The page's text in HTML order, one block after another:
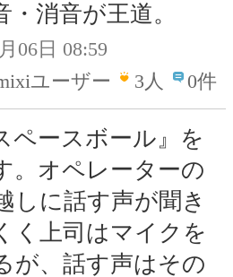
消音が王道。
06日 08:59
ユーザー
3人 0件
ペースボール』を
。オペレーターの
しに話す声が聞き
く上司はマイクを
が、話す声はその